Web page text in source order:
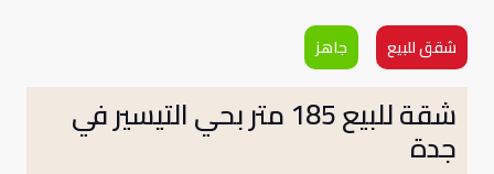
شقق للبيع جاهز
شقة للبيع 185 متر بحي التيسير في
جدة